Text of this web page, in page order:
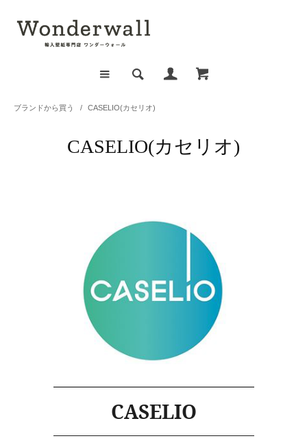
ブランドから買う / CASELIO(カセリオ)
CASELIO(カセリオ)
CASELIO